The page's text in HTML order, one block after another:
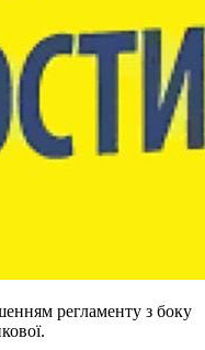
регламенту з боку